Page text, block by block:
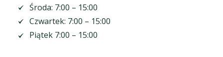
Środa: 7:00 – 15:00
Czwartek: 7:00 – 15:00
Piątek 7:00 – 15:00